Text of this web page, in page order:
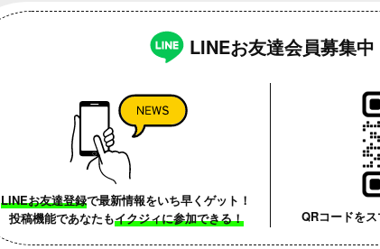
LINEお友達会員募集中
LINEお友達登録で最新情報をいち早くゲット！
投稿機能であなたもイクジィに参加できる！ QRコードを